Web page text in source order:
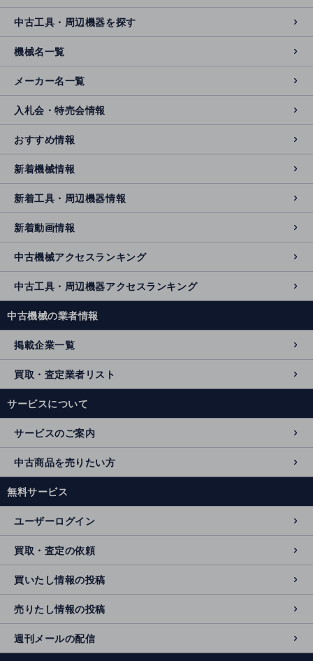
中古工具・周辺機器を探す
機械名一覧
メーカー名一覧
入札会・特売会情報
おすすめ情報
新着機械情報
新着工具・周辺機器情報
新着動画情報
中古機械アクセスランキング
中古工具・周辺機器アクセスランキング
中古機械の業者情報
掲載企業一覧
買取・査定業者リスト
サービスについて
サービスのご案内
中古商品を売りたい方
無料サービス
ユーザーログイン
買取・査定の依頼
買いたし情報の投稿
売りたし情報の投稿
週刊メールの配信